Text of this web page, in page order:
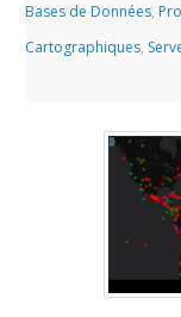
Bases de Données,
Cartographiques,